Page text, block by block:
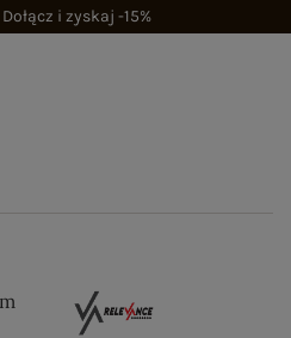
Dołącz i zyskaj -15%